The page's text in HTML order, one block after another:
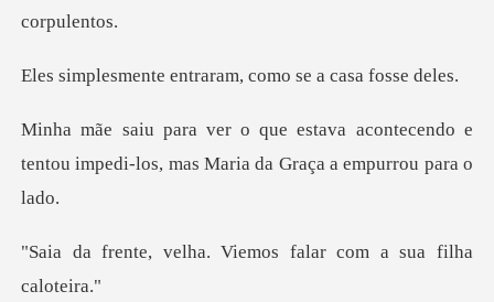
entraram, como se
acontecendo e
tentou impedi-los, mas
a. Viemos falar com a